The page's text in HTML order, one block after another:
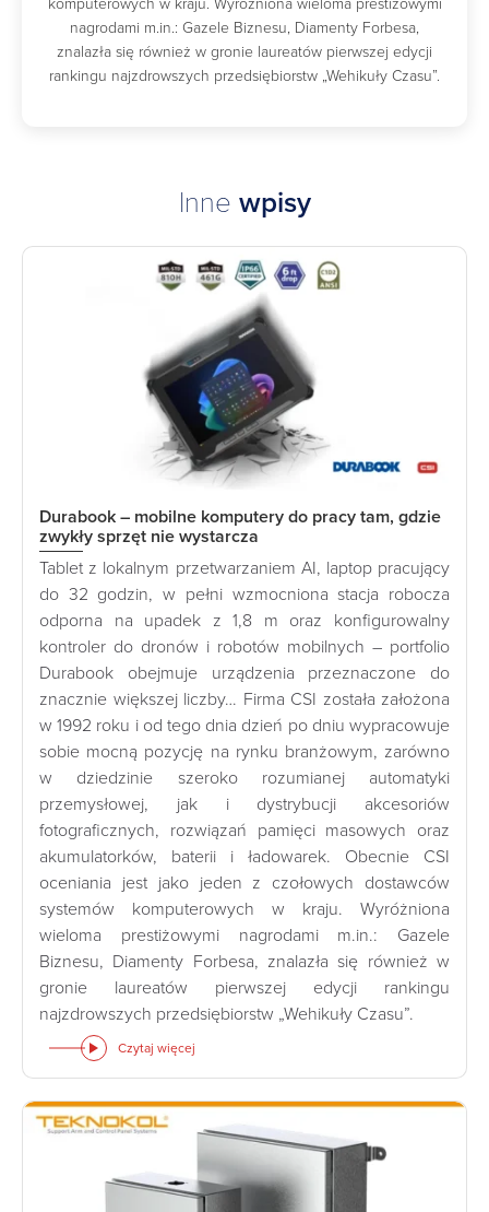
nagrodami m.in.: Gazele Biznesu, Diamenty Forbesa,
znalazła się również w gronie laureatów pierwszej edycji
rankingu najzdrowszych przedsiębiorstw „Wehikuły Czasu”.
Inne wpisy
Durabook – mobilne komputery do pracy tam, gdzie
zwykły sprzęt nie wystarcza
Tablet z lokalnym przetwarzaniem AI, laptop pracujący
do 32 godzin, w pełni wzmocniona stacja robocza
odporna na upadek z 1,8 m oraz konfigurowalny
kontroler do dronów i robotów mobilnych – portfolio
Durabook obejmuje urządzenia przeznaczone do
znacznie większej liczby… Firma CSI została założona
w 1992 roku i od tego dnia dzień po dniu wypracowuje
sobie mocną pozycję na rynku branżowym, zarówno
w dziedzinie szeroko rozumianej automatyki
przemysłowej, jak i dystrybucji akcesoriów
fotograficznych, rozwiązań pamięci masowych oraz
akumulatorków, baterii i ładowarek. Obecnie CSI
oceniania jest jako jeden z czołowych dostawców
systemów komputerowych w kraju. Wyróżniona
wieloma prestiżowymi nagrodami m.in.: Gazele
Biznesu, Diamenty Forbesa, znalazła się również w
gronie laureatów pierwszej edycji rankingu
najzdrowszych przedsiębiorstw „Wehikuły Czasu”.
Czytaj więcej